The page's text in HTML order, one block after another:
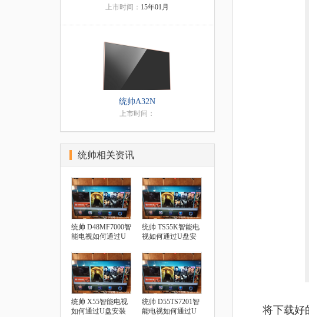
将下载好
上市时间： 15年01月
统帅A32N
上市时间：
统帅相关资讯
统帅 D48MF7000智
能电视如何通过U
统帅 TS55K智能电
视如何通过U盘安
统帅 X55智能电视
如何通过U盘安装
统帅 D55TS7201智
能电视如何通过U